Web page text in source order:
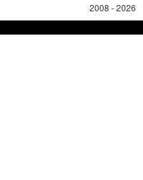
2008 - 2026